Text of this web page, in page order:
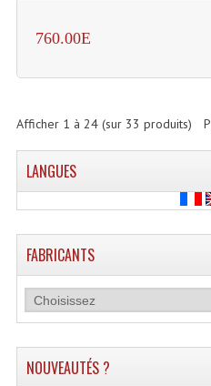
760.00E
Afficher 1 à 24(sur 33 produits)
LANGUES
FABRICANTS
NOUVEAUTÉS ?